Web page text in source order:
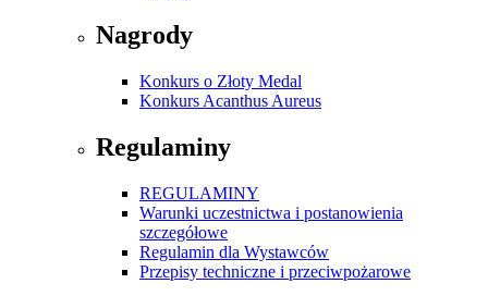
Nagrody
Konkurs o Złoty Medal
Konkurs Acanthus Aureus
Regulaminy
REGULAMINY
Warunki uczestnictwa i postanowienia
szczegółowe
Regulamin dla Wystawców
Przepisy techniczne i przeciwpożarowe